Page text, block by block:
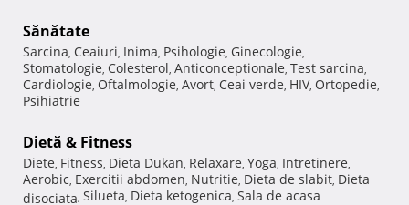
Sănătate
Sarcina, Ceaiuri, Inima, Psihologie, Ginecologie,
Stomatologie, Colesterol, Anticonceptionale, Test sarcina,
Cardiologie, Oftalmologie, Avort, Ceai verde, HIV, Ortopedie,
Psihiatrie
Dietă & Fitness
Diete, Fitness, Dieta Dukan, Relaxare, Yoga, Intretinere,
Aerobic, Exercitii abdomen, Nutritie, Dieta de slabit, Dieta
disociata, Silueta, Dieta ketogenica, Sala de acasa